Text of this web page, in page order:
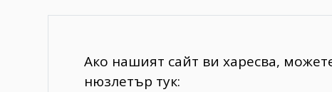
Ако нашият сайт ви харесва,
нюзлетър тук: